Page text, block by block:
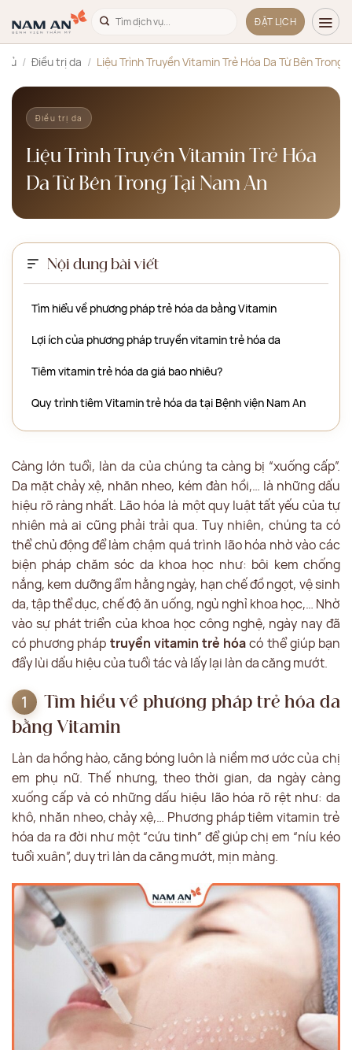
qua
nội
dung
ĐẶT LỊCH
/ Điều trị da / Liệu Trình Truyền Vitamin Trẻ Hóa Da Từ Bên Trong
Điều trị da
Liệu Trình Truyền Vitamin Trẻ Hóa
Da Từ Bên Trong Tại Nam An
Nội dung bài viết
Tìm hiểu về phương pháp trẻ hóa da bằng Vitamin
Lợi ích của phương pháp truyền vitamin trẻ hóa da
Tiêm vitamin trẻ hóa da giá bao nhiêu?
Quy trình tiêm Vitamin trẻ hóa da tại Bệnh viện Nam An
Càng lớn tuổi, làn da của chúng ta càng bị “xuống cấp”.
Da mặt chảy xệ, nhăn nheo, kém đàn hồi,… là những dấu
hiệu rõ ràng nhất. Lão hóa là một quy luật tất yếu của tự
nhiên mà ai cũng phải trải qua. Tuy nhiên, chúng ta có
thể chủ động để làm chậm quá trình lão hóa nhờ vào các
biện pháp chăm sóc da khoa học như: bôi kem chống
nắng, kem dưỡng ẩm hằng ngày, hạn chế đồ ngọt, vệ sinh
da, tập thể dục, chế độ ăn uống, ngủ nghỉ khoa học,… Nhờ
vào sự phát triển của khoa học công nghệ, ngày nay đã
có phương pháp truyền vitamin trẻ hóacó thể giúp bạn
đẩy lùi dấu hiệu của tuổi tác và lấy lại làn da căng mướt.
Tìm hiểu về phương pháp trẻ hóa da
bằng Vitamin
Làn da hồng hào, căng bóng luôn là niềm mơ ước của chị
em phụ nữ. Thế nhưng, theo thời gian, da ngày càng
xuống cấp và có những dấu hiệu lão hóa rõ rệt như: da
khô, nhăn nheo, chảy xệ,… Phương pháp tiêm vitamin trẻ
hóa da ra đời như một “cứu tinh” để giúp chị em “níu kéo
tuổi xuân”, duy trì làn da căng mướt, mịn màng.